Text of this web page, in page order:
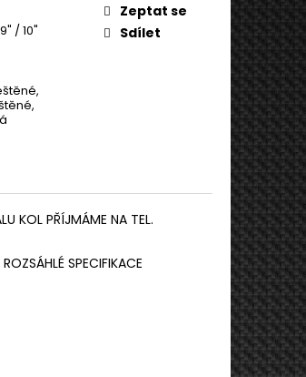
/ 10"
Zeptat se
Sdílet
KOL PŘÍJMÁME NA TEL.
SPECIFIKACE